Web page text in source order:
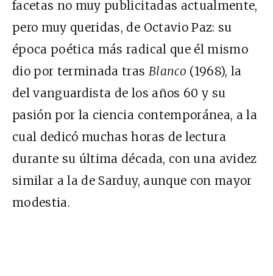
facetas no muy publicitadas actualmente,
pero muy queridas, de Octavio Paz: su
época poética más radical que él mismo
dio por terminada tras Blanco (1968), la
del vanguardista de los años 60 y su
pasión por la ciencia contemporánea, a la
cual dedicó muchas horas de lectura
durante su última década, con una avidez
similar a la de Sarduy, aunque con mayor
modestia.